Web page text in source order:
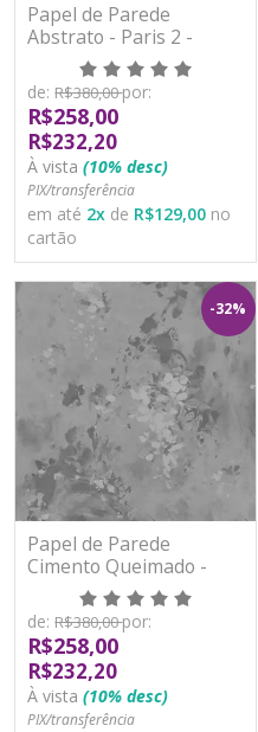
Papel de Parede
Abstrato - Paris 2 -
PA101603R - Vinílico -
TNT
de: R$380,00por:
R$258,00
R$232,20
À vista (10% desc)
PIX/transferência
em até 2x de R$129,00 no
cartão
-32%
Papel de Parede
Cimento Queimado -
Paris 2 - PA101701R -
Vinílico - TNT
de: R$380,00por:
R$258,00
R$232,20
À vista (10% desc)
PIX/transferência